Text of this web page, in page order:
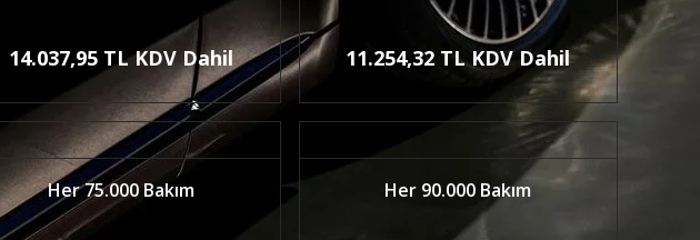
14.037,95 TL KDV Dahil 11.254,32 TL KDV Dahil
Her 75.000 Bakım Her 90.000 Bakım